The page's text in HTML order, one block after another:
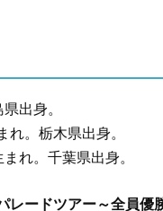
出身。
。栃木県出身。
れ。千葉県出身。
ードツアー～全員優